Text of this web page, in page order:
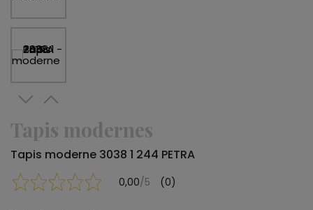
Tapis modernes
Tapis moderne 3038 1 244 PETRA
0,00/5 (0)